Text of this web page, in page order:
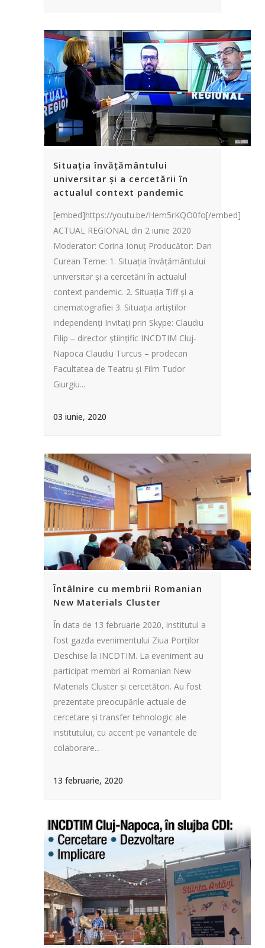
Situația învățământului
universitar și a cercetării în
actualul context pandemic
[embed]https://youtu.be/Hem5rKQO0fo[/embed]
ACTUAL REGIONAL din 2 iunie 2020
Moderator: Corina Ionuț Producător: Dan
Curean Teme: 1. Situația învățământului
universitar și a cercetării în actualul
context pandemic. 2. Situația Tiff și a
cinematografiei 3. Situația artiștilor
independenți Invitați prin Skype: Claudiu
Filip – director științific INCDTIM Cluj-
Napoca Claudiu Turcus – prodecan
Facultatea de Teatru și Film Tudor
Giurgiu...
03 iunie, 2020
Întâlnire cu membrii Romanian
New Materials Cluster
În data de 13 februarie 2020, institutul a
fost gazda evenimentului Ziua Porților
Deschise la INCDTIM. La eveniment au
participat membri ai Romanian New
Materials Cluster și cercetători. Au fost
prezentate preocupările actuale de
cercetare și transfer tehnologic ale
institutului, cu accent pe variantele de
colaborare...
13 februarie, 2020